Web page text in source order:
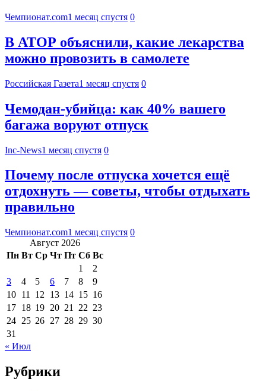
Чемпионат.com1 месяц спустя 0
В АТОР объяснили, какие лекарства
можно провозить в самолете
Российская Газета1 месяц спустя 0
Чемодан-убийца: как 40% вашего
багажа воруют отпуск
Inc-News1 месяц спустя 0
Почему после отпуска хочется ещё
отдохнуть — советы, чтобы отдыхать
правильно
Чемпионат.com1 месяц спустя 0
Август 2026
Пн Вт Ср Чт Пт Сб Вс
1
2
3
4 5 6 7 8
9
10 11 12 13 14 15 16
17 18 19 20 21 22 23
24 25 26 27 28 29 30
31
« Июл
Рубрики